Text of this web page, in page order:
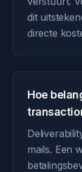
dit
directe
Hoe
mails. Een